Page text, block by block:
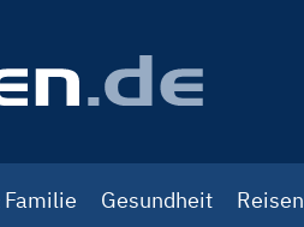
Familie Gesundheit Reisen